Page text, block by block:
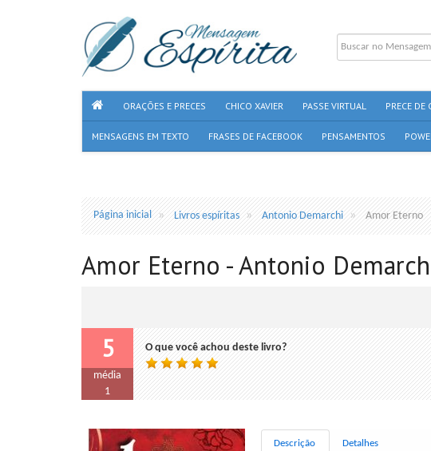
ORAÇÕES E PRECES CHICO XAVIER PASSE VIRTUAL PRECE DE
MENSAGENS EM TEXTO FRASES DE FACEBOOK PENSAMENTOS
Página inicial Livros espíritas Antonio Demarchi Amor Eterno
Amor Eterno - Antonio
5
média
1
O que você achou deste livro?
Descrição Detalhes